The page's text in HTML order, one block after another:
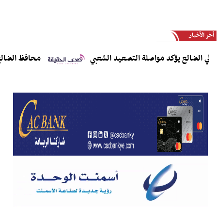
أخر الأخبار
يؤكد مواصلة التصعيد الشعبي محافظ الضالع